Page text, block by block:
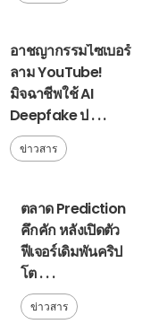
อาชญากรรมไซเบอร์
ลาม YouTube!
มิจฉาชีพใช้ AI
Deepfake ป . . .
ข่าวสาร
ตลาด Prediction
คึกคัก หลังเปิดตัว
ฟีเจอร์เดิมพันคริป
โต . . .
ข่าวสาร